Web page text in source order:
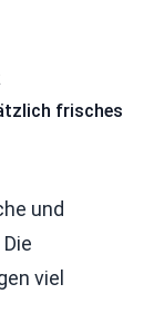
frisches
und
viel